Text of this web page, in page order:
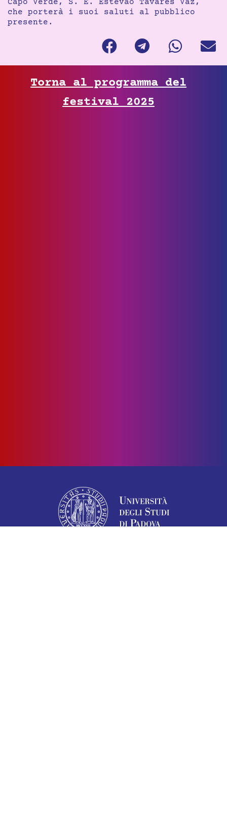
Capo Verde, S. E. Estêvão Tavares Vaz,
che porterà i suoi saluti al pubblico
presente.
Torna al programma del
festival 2025